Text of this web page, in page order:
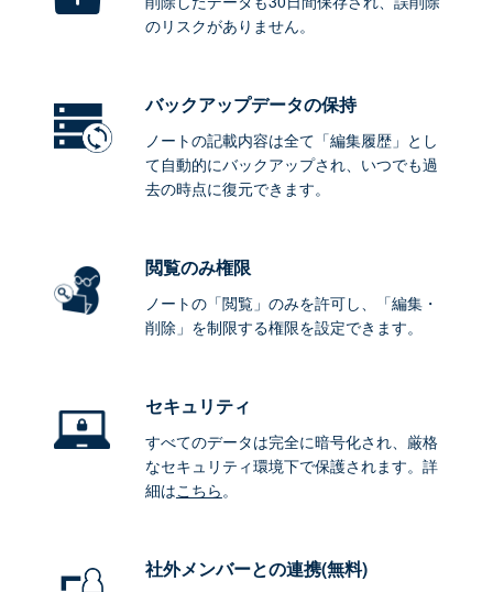
のリスクがありません。
バックアップデータの保持
ノートの記載内容は全て「編集履歴」とし
て自動的にバックアップされ、いつでも過
去の時点に復元できます。
閲覧のみ権限
ノートの「閲覧」のみを許可し、「編集・
削除」を制限する権限を設定できます。
セキュリティ
すべてのデータは完全に暗号化され、厳格
なセキュリティ環境下で保護されます。詳
細はこちら。
社外メンバーとの連携(無料)